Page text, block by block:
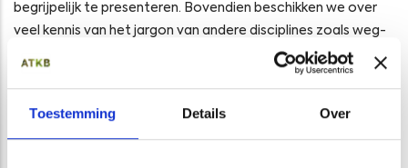
Toestemming Details Over
begrijpelijk te presenteren. Bovendien beschikken we over
veel kennis van het jargon van andere disciplines zoals weg-
en waterbouw, landschapsinrichting, landbouw en
waterbeheer. U mag van ons verwachten dat we op niveau
Onze ecologische inbreng kan bijvoorbeeld bestaan uit: